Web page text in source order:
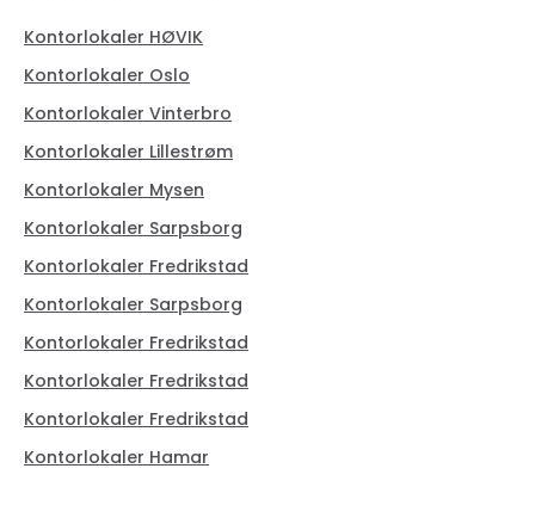
Kontorlokaler HØVIK
Kontorlokaler Oslo
Kontorlokaler Vinterbro
Kontorlokaler Lillestrøm
Kontorlokaler Mysen
Kontorlokaler Sarpsborg
Kontorlokaler Fredrikstad
Kontorlokaler Sarpsborg
Kontorlokaler Fredrikstad
Kontorlokaler Fredrikstad
Kontorlokaler Fredrikstad
Kontorlokaler Hamar